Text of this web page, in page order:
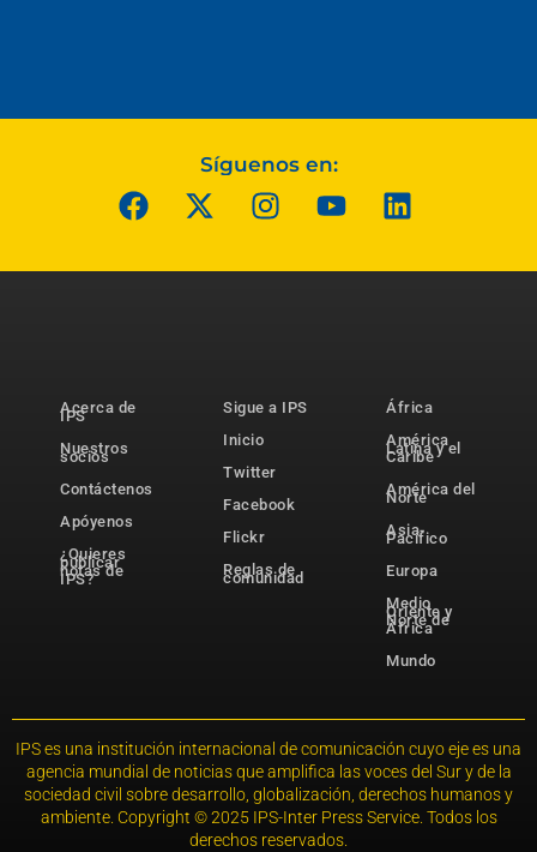
Síguenos en:
Acerca de
IPS
Nuestros
socios
Contáctenos
Apóyenos
¿Quieres
publicar
notas de
IPS?
Sigue a IPS
Inicio
Twitter
Facebook
Flickr
Reglas de
comunidad
África
América
Latina y el
Caribe
América del
Norte
Asia-
Pacífico
Europa
Medio
Oriente y
Norte de
África
Mundo
IPS es una institución internacional de comunicación cuyo eje es una
agencia mundial de noticias que amplifica las voces del Sur y de la
sociedad civil sobre desarrollo, globalización, derechos humanos y
ambiente. Copyright © 2025 IPS-Inter Press Service. Todos los
derechos reservados.